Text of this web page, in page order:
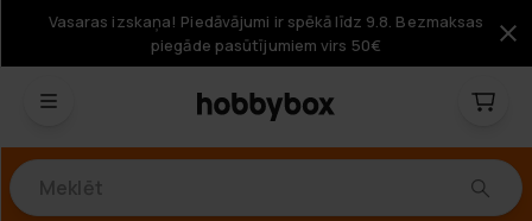
Vasaras izskaņa! Piedāvājumi ir spēkā līdz 9.8. Bezmaksas
piegāde pasūtījumiem virs 50€